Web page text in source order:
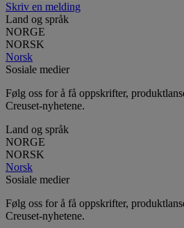
Skriv en melding
Land og språk
NORGE
NORSK
Norsk
Sosiale medier
Følg oss for å få oppskrifter,
Creuset-nyhetene.
Land og språk
NORGE
NORSK
Norsk
Sosiale medier
Følg oss for å få oppskrifter,
Creuset-nyhetene.